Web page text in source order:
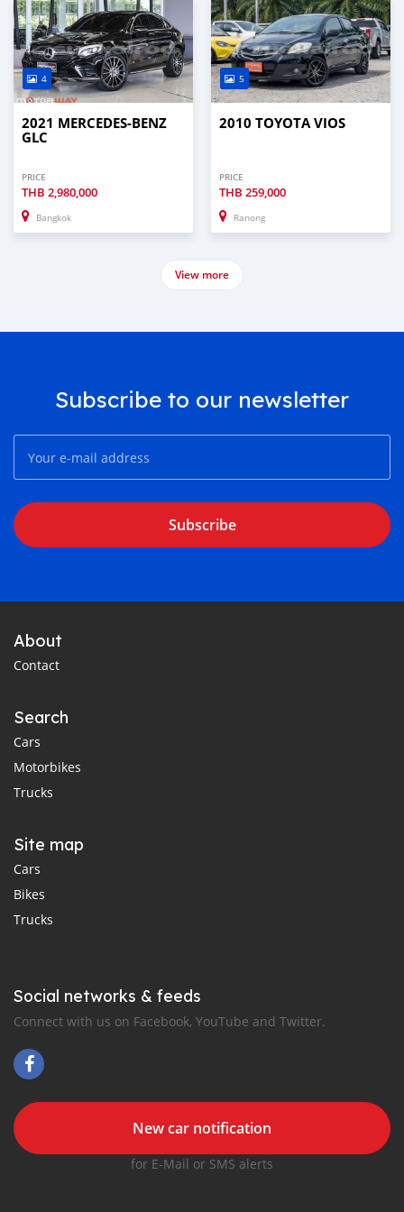
4
2021 MERCEDES-BENZ
GLC
PRICE
THB 2,980,000
Bangkok
5
2010 TOYOTA VIOS
PRICE
THB 259,000
Ranong
View more
Subscribe to our newsletter
Subscribe
About
Contact
Search
Cars
Motorbikes
Trucks
Site map
Cars
Bikes
Trucks
Social networks & feeds
Connect with us on Facebook, YouTube and Twitter.
New car notification
for E-Mail or SMS alerts